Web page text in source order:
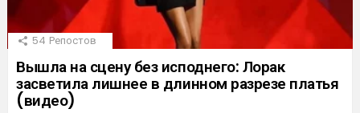
54 Репостов
Вышла на сцену без исподнего: Лорак
засветила лишнее в длинном разрезе платья
(видео)